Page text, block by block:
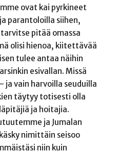
ovat kai pyrkineet
parantoloilla siihen,
pitää omassa
olisi hienoa, kiitettävää
tulee antaa näihin
esivallan. Missä
ja vain harvoilla seuduilla
täytyy totisesti olla
ja hoitajia.
ja Jumalan
nimittäin seisoo
niin kuin